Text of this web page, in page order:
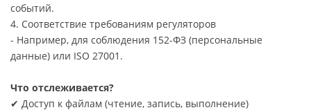
событий.
4. Соответствие требованиям регуляторов
- Например, для соблюдения 152-ФЗ (персональные
данные) или ISO 27001.
Что отслеживается?
✔ Доступ к файлам (чтение, запись, выполнение)